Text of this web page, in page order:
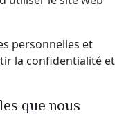
personnelles et
la confidentialité et
que nous